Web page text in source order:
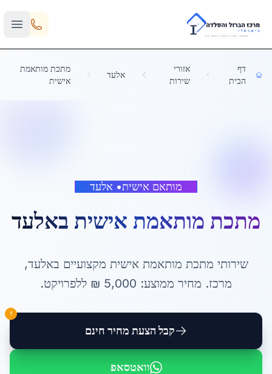
Skip to main content
דף
הבית
אזורי
שירות
אלעד
מתכת מותאמת
אישית
מותאם אישית• אלעד
מתכת מותאמת אישית באלעד
שירותי מתכת מותאמת אישית מקצועיים באלעד,
מרכז. מחיר ממוצע: 5,000 ₪ ללפרויקט.
קבל הצעת מחיר חינם
!
וואטסאפ